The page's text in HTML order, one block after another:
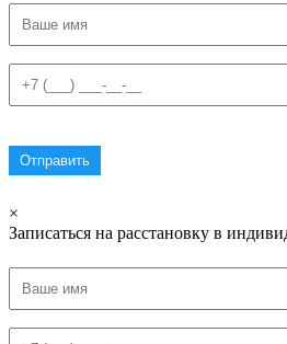
×
Записаться на расстановку в